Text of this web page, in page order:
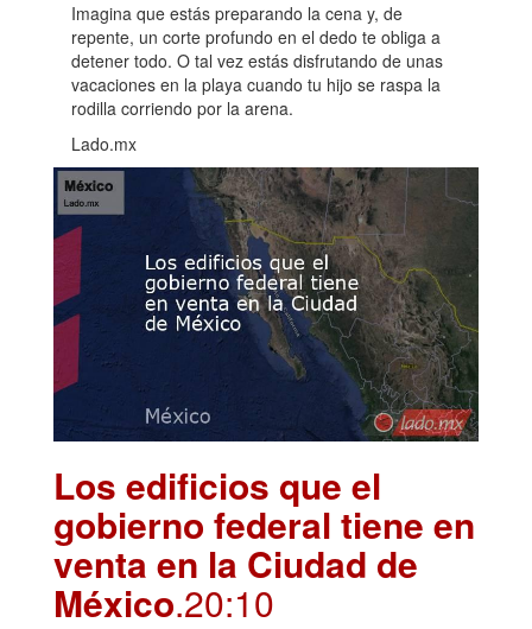
Imagina que estás preparando la cena y, de
repente, un corte profundo en el dedo te obliga a
detener todo. O tal vez estás disfrutando de unas
vacaciones en la playa cuando tu hijo se raspa la
rodilla corriendo por la arena.
Lado.mx
Los edificios que el
gobierno federal tiene en
venta en la Ciudad de
México.20:10